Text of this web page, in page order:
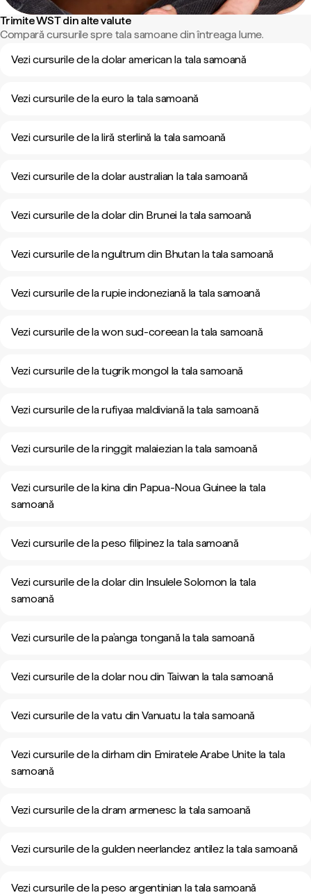
Trimite WST din alte valute
Compară cursurile spre tala samoane din întreaga lume.
Vezi cursurile de la dolar american la tala samoană
Vezi cursurile de la euro la tala samoană
Vezi cursurile de la liră sterlină la tala samoană
Vezi cursurile de la dolar australian la tala samoană
Vezi cursurile de la dolar din Brunei la tala samoană
Vezi cursurile de la ngultrum din Bhutan la tala samoană
Vezi cursurile de la rupie indoneziană la tala samoană
Vezi cursurile de la won sud-coreean la tala samoană
Vezi cursurile de la tugrik mongol la tala samoană
Vezi cursurile de la rufiyaa maldiviană la tala samoană
Vezi cursurile de la ringgit malaiezian la tala samoană
Vezi cursurile de la kina din Papua-Noua Guinee la tala
samoană
Vezi cursurile de la peso filipinez la tala samoană
Vezi cursurile de la dolar din Insulele Solomon la tala
samoană
Vezi cursurile de la pa’anga tongană la tala samoană
Vezi cursurile de la dolar nou din Taiwan la tala samoană
Vezi cursurile de la vatu din Vanuatu la tala samoană
Vezi cursurile de la dirham din Emiratele Arabe Unite la tala
samoană
Vezi cursurile de la dram armenesc la tala samoană
Vezi cursurile de la gulden neerlandez antilez la tala samoană
Vezi cursurile de la peso argentinian la tala samoană